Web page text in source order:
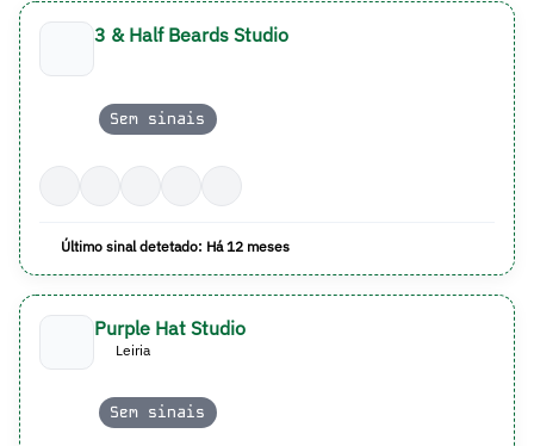
3 & Half Beards Studio
Sem sinais
Último sinal detetado: Há 12 meses
Purple Hat Studio
Leiria
Sem sinais